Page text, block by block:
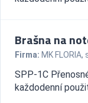
Brašna na
Firma: MK FLORIA,
SPP-1C
každodenní